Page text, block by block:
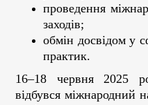
проведення
заходів;
обмін досвідом у
практик.
16–18 червня 2025
відбувся міжнародний